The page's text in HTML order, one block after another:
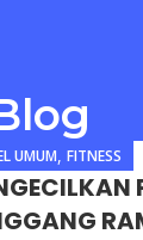
UMUM, FITNESS